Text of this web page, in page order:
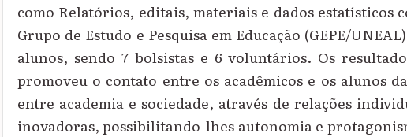
como Relatórios, editais, materiais e dados estatísticos
Grupo de Estudo e Pesquisa em Educação (GEPE/
alunos, sendo 7 bolsistas e 6 voluntários. Os
promoveu o contato entre os acadêmicos e os alunos
entre academia e sociedade, através de relações
inovadoras, possibilitando-lhes autonomia e